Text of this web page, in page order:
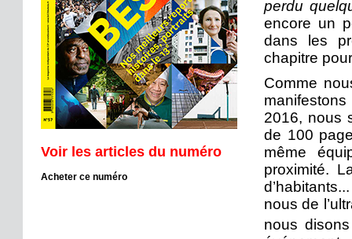
Voir les articles du numéro
Acheter ce numéro
perdu
encore un
dans les
chapitre
Comme
2016, nous
de 100
même
proximité.
nous de
nous